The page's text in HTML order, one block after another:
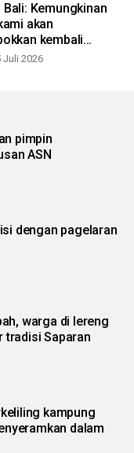
Bali: Kemungkinan
akan
kembali
sepi peminat
Juli 2026
pimpin
ASN
dengan pagelaran
warga di lereng
tradisi Saparan
kampung
dalam